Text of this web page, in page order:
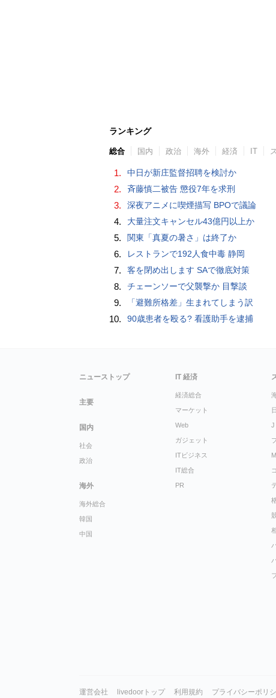
ランキング
総合 国内 政治 海外 経済 IT
1. 中日が新庄監督招聘を検討か
2. 斉藤慎二被告 懲役7年を求刑
3. 深夜アニメに喫煙描写 BPOで議論
4. 大量注文キャンセル43億円以上か
5. 関東「真夏の暑さ」は終了か
6. レストランで192人食中毒 静岡
7. 客を閉め出します SAで徹底対策
8. チェーンソーで父襲撃か 目撃談
9. 「避難所格差」生まれてしまう訳
10. 90歳患者を殴る? 看護助手を逮捕
ニューストップ
主要
国内
社会
政治
海外
海外総合
韓国
中国
IT 経済
経済総合
マーケット
Web
ガジェット
ITビジネス
IT総合
PR
J
運営会社 livedoorトップ 利用規約 プライバシーポリ